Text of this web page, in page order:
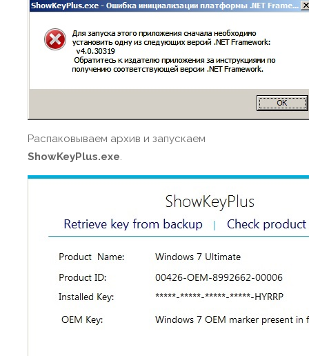
Распаковываем архив и запускаем
ShowKeyPlus.exe.